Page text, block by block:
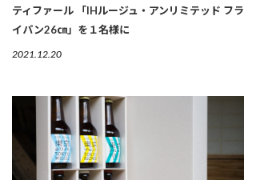
ティファール 「IHルージュ・アンリミテッド フラ
イパン26㎝」を１名様に
2021.12.20